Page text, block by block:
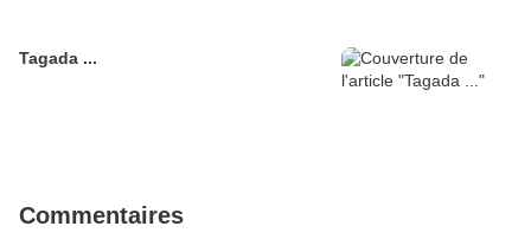
Tagada ...
Commentaires